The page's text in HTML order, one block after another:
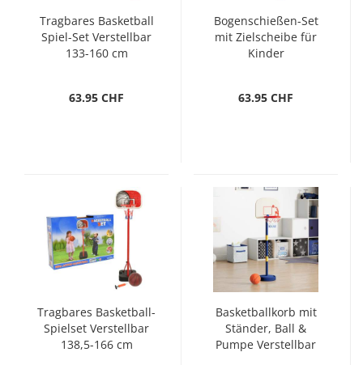
Tragbares Basketball
Spiel-Set Verstellbar
133-160 cm
63.95 CHF
Bogenschießen-Set
mit Zielscheibe für
Kinder
63.95 CHF
Tragbares Basketball-
Spielset Verstellbar
138,5-166 cm
Basketballkorb mit
Ständer, Ball &
Pumpe Verstellbar